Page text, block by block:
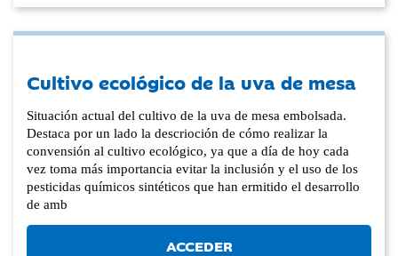
Cultivo ecológico de la uva de mesa
Situación actual del cultivo de la uva de mesa embolsada.
Destaca por un lado la descrioción de cómo realizar la
convensión al cultivo ecológico, ya que a día de hoy cada
vez toma más importancia evitar la inclusión y el uso de los
pesticidas químicos sintéticos que han ermitido el desarrollo
de amb
ACCEDER